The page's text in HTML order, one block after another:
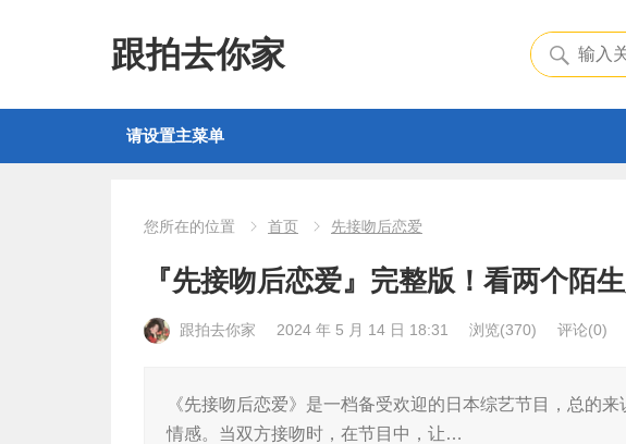
跟拍去你家
请设置主菜单
您所在的位置 首页 先接吻后恋爱
『先接吻后恋爱』完整版！看两个陌
跟拍去你家 2024 年 5 月 14 日 18:31 浏览(370) 评论(0)
《先接吻后恋爱》是一档备受欢迎的日本综艺节目，总的
情感。当双方接吻时，在节目中，让…